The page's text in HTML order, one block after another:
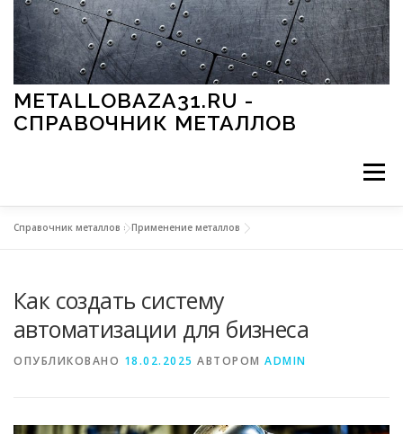
Перейти к содержимому
METALLOBAZA31.RU -
СПРАВОЧНИК МЕТАЛЛОВ
Меню
МЕТАЛЛЫ И ОКРУЖАЮЩАЯ СРЕДА
Справочник металлов »Применение металлов
Как создать систему
автоматизации для бизнеса
ОПУБЛИКОВАНО 18.02.2025 АВТОРОМ ADMIN